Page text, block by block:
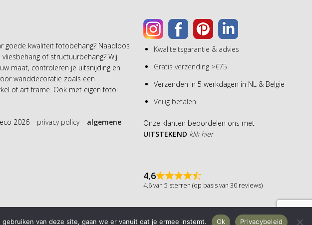
goede kwaliteit fotobehang? Naadloos
of structuurbehang? Wij
maat, controleren je uitsnijding en
wanddecoratie zoals een
of art frame. Ook met eigen foto!
2026 – privacy policy – algemene
Kwaliteitsgarantie & advies
Gratis verzending >€75
Verzenden in 5 werkdagen in NL & Belgie
Veilig betalen
Onze klanten beoordelen ons met
UITSTEKEND klik hier
4,6
4,6 van 5 sterren (op basis van 30 reviews)
van deze site, gaan we er vanuit dat je ermee instemt. Ok Privacybeleid